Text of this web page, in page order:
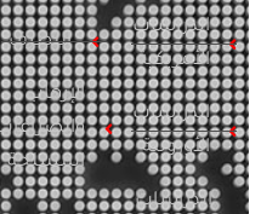
الدراسات
الأمريكية
الدراسات
الأوروبية
الدراسات
التطرف
الإرهاب
والصراعات
المسلحة